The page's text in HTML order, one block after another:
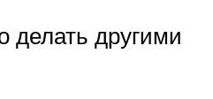
делать другими